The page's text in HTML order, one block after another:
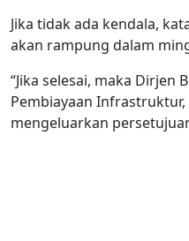
Jika tidak ada kendala,
akan rampung dalam
“Jika selesai, maka Dirjen
Pembiayaan
mengeluarkan